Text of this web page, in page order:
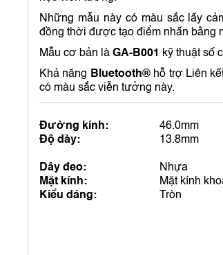
Những mẫu này có màu sắc lấy
đồng thời được tạo điểm nhấn bằng
Mẫu cơ bản là GA-B001
kỹ thuật số
Khả năng Bluetooth®hỗ trợ Liên
có màu sắc viễn tưởng này.
Đường kính:
46.0mm
Độ dày:
13.8mm
Dây đeo:
Nhựa
Mặt kính:
Mặt kính
Kiểu dáng:
Tròn